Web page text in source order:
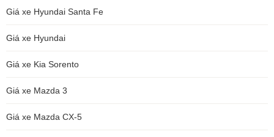
Giá xe Hyundai Santa Fe
Giá xe Hyundai
Giá xe Kia Sorento
Giá xe Mazda 3
Giá xe Mazda CX-5